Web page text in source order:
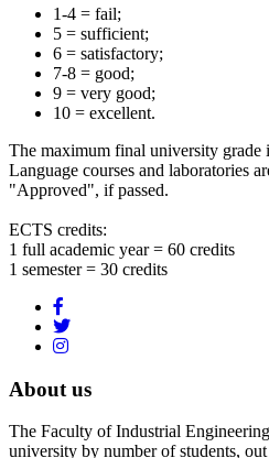
1-4 = fail;
5 = sufficient;
6 = satisfactory;
7-8 = good;
9 = very good;
10 = excellent.
The maximum final university grade
Language courses and laboratories
"Approved", if passed.
ECTS credits:
1 full academic year = 60 credits
1 semester = 30 credits
About us
The Faculty of Industrial
university by number of students,